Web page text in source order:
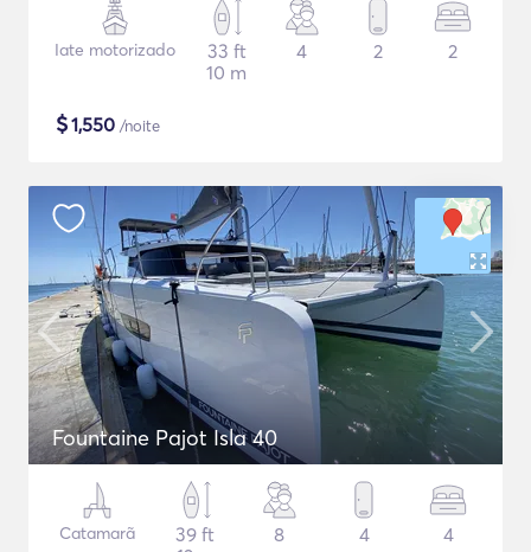
Iate motorizado
33 ft
10 m
4 2 2
$1,550 /noite
Fountaine Pajot Isla 40
Catamarã
39 ft
8 4 4